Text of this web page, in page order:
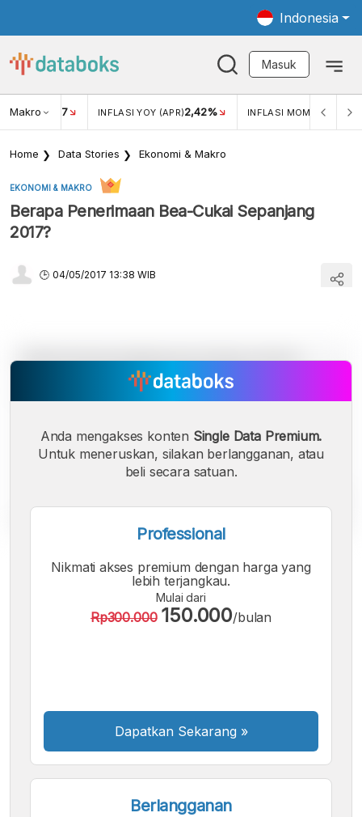
Indonesia
Masuk
Makro
USD/IDR 17 INFLASI YOY (APR)2,42% INFLASI MOM (MAR)
Home Data Stories Ekonomi & Makro
EKONOMI & MAKRO
Berapa Penerimaan Bea-Cukai Sepanjang
2017?
04/05/2017 13:38 WIB
FontFont
Sedang
Font
Besar
Anda mengakses konten Single Data Premium.
Untuk meneruskan, silakan berlangganan, atau
beli secara satuan.
Professional
Nikmati akses premium dengan harga yang
lebih terjangkau.
Mulai dari
Rp300.000 150.000/bulan
Dapatkan Sekarang »
Berlangganan